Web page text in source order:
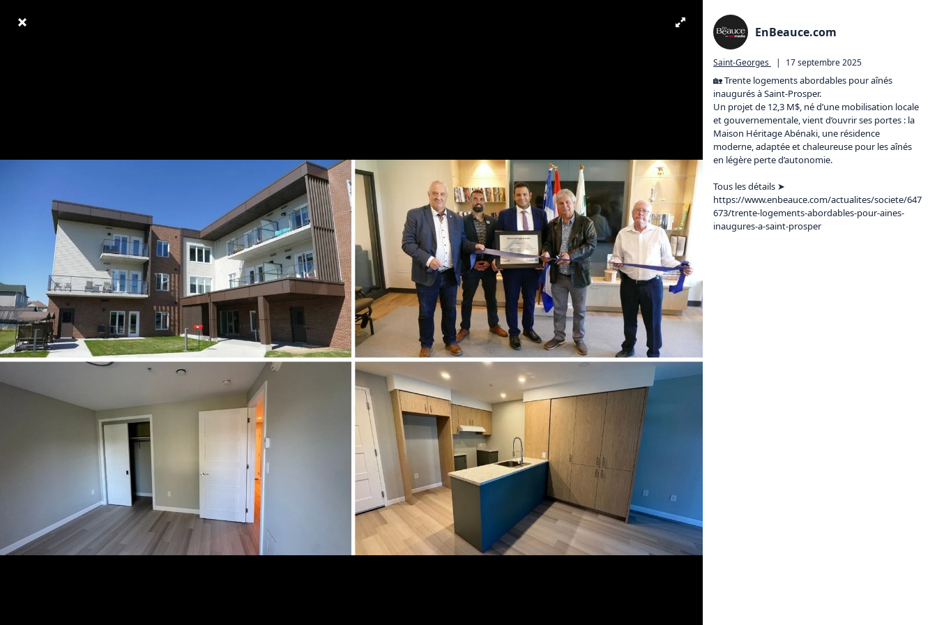
EnBeauce.com
Saint-Georges | 17 septembre 2025
🏡 Trente logements abordables pour aînés
inaugurés à Saint-Prosper.
Un projet de 12,3 M$, né d’une mobilisation locale
et gouvernementale, vient d’ouvrir ses portes : la
Maison Héritage Abénaki, une résidence
moderne, adaptée et chaleureuse pour les aînés
en légère perte d’autonomie.
Tous les détails ➤
https://www.enbeauce.com/actualites/societe/647
673/trente-logements-abordables-pour-aines-
inaugures-a-saint-prosper